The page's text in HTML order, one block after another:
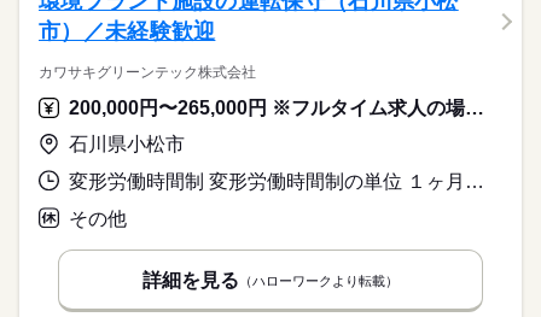
■ハーベストの想い 当社は設立から約60年、企業内・病院 介護
福祉施設など、食堂運営を中心に 家庭向けの食材の宅配、給食
やお弁当の デリバリー等を行なっている企業です お客様のあら
ゆるご要望にお応えするのが 当社の最大の魅力！ 手作りをモッ
トーとするサービスに対する ニーズは年々増加している状況で
す 更なる成長を遂げる為に お力を貸して頂けると幸いです ■ハ
ーベストの求める人物像 「食」は、人々の生活に欠かせないも
のです 「食を通じて社会に貢献したい」 「社会に役立つ仕事を
したい」 「とにかく料理が好き」 「趣味を仕事にしたい」な
ど… そんな方を大歓迎いたします！！ ■仕事のやりがい 調理は
「食」に関わる責任ある業務 大量調理でも、温かくて美味しい
働く人の待遇向上
高収入
応募資格
◎要普通免許（AT限定可） ◎店舗管理（ＳＶ職）の経験者は優
遇 ◎学歴・年齢不問 ◎未経験歓迎！（入社後研修があります）
す ◎誠実に責任感を持って仕事に取り組める？ ◎相？の？場に
たって考えられる？ ◎？供が好きな？ ◎？育に興味がある？
【給与備考】
月給33万円～35万円
【交通費備考】 応募する
仕事の仕方 ひとりで
業界 サービス関連
■ハーベストの想い 当社は設立から約60年、企業内・病院 介護
やお弁当の デリバリー等を行なっている企業です お客様のあら
ゆるご要望にお応えするのが 当社の最大の魅力！ 手作りをモッ
トーとするサービスに対する ニーズは年々増加している状況で
続きを読む
トグループのハーベストネクスト（株）にて、学校給食のエリ
ア担当マネージャーとしてお仕事してみませんか？受託してい
る学校の運営管理とともに、お客様である学校や教育委員会と
の信頼関係を構築していく・・そんな責任あるお仕事をお任せ
します。
応募資格
◎要普通免許（AT限定可） ◎店舗管理（ＳＶ職）の経験者は優
遇 ◎学歴・年齢不問 ◎未経験歓迎！（入社後研修があります）
◎個人裁量ありのお仕事です ※こんな？にピッタリなお仕事で
す ◎誠実に責任感を持って仕事に取り組める？ ◎相？の？場に
たって考えられる？ ◎？供が好きな？ ◎？育に興味がある？
市）／未経験歓迎
カワサキグリーンテック株式会社
200,000円〜265,000円 ※フルタイム求人の場合は月額（換算額）、パート求人の場合は時間額を表示しています。
石川県小松市
変形労働時間制 変形労働時間制の単位 １ヶ月単位 就業時間１ 8時00分〜20時15分 就業時間２ 20時00分〜8時15分 就業時間に関する特記事項 就業時間（１）→（２）→明→休の４日サイクル
その他
詳細を見る （ハローワークより転載）